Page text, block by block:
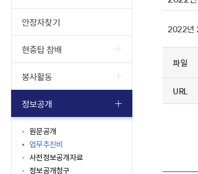
안장자찾기
현충탑 참배
봉사활동
정보공개
원문공개
업무추진비
사전정보공개자료
정보공개청구
2022년
파일
URL